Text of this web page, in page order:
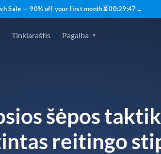
Sale — 90% off your first month⏳00:29:45→
Tinklaraštis Pagalba
šėpos
reitingo